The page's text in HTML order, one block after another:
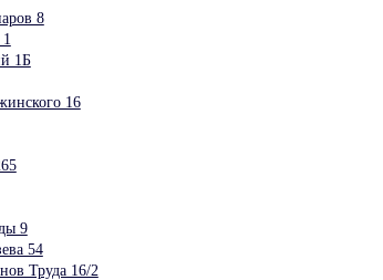
8
1Б
16
9
54
Труда 16/2